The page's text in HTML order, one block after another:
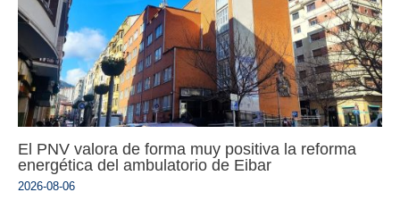
El PNV valora de forma muy positiva la reforma
energética del ambulatorio de Eibar
2026-08-06